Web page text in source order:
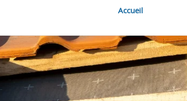
Accueil